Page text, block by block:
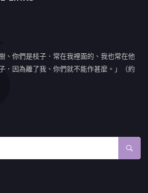
、你們是枝子．常在我裡面的、我也常在他
．因為離了我、你們就不能作甚麼。」（約